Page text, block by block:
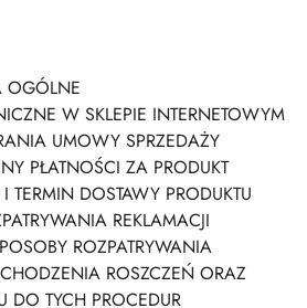
OGÓLNE
W SKLEPIE INTERNETOWYM
UMOWY SPRZEDAŻY
PŁATNOŚCI ZA PRODUKT
TERMIN DOSTAWY PRODUKTU
REKLAMACJI
ROZPATRYWANIA
ROSZCZEŃ ORAZ
DO TYCH PROCEDUR